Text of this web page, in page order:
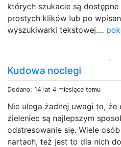
których szukacie są
prostych klików lub po
wyszukiwarki tekstowej....
Kudowa noclegi
Dodano: 14 lat 4 miesiące temu
Nie ulega żadnej uwagi to,
zieleniec są najlepszym
odstresowanie się. Wiele
nartach, też jest to dla nich